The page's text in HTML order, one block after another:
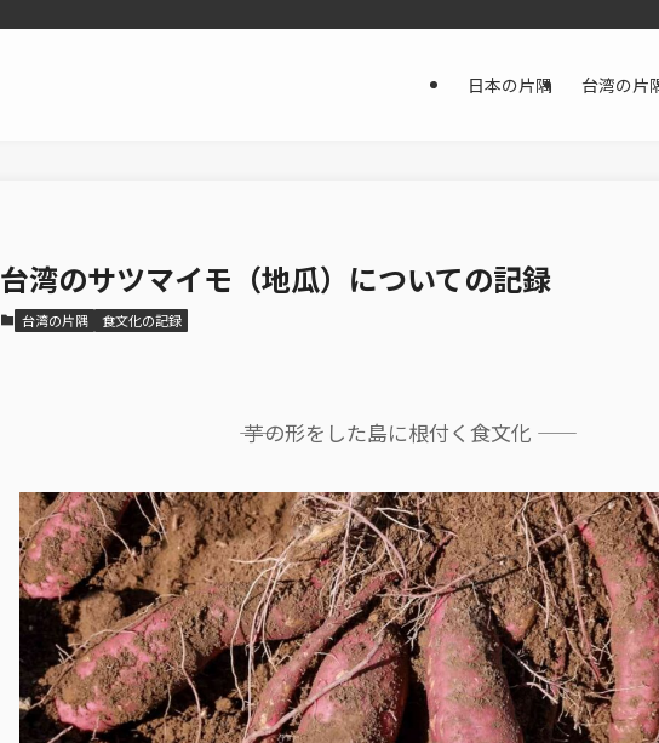
日本の片隅 台湾の片
台湾のサツマイモ（地瓜）についての記録
台湾の片隅 食文化の記録
―― 芋の形をした島に根付く食文化 ――